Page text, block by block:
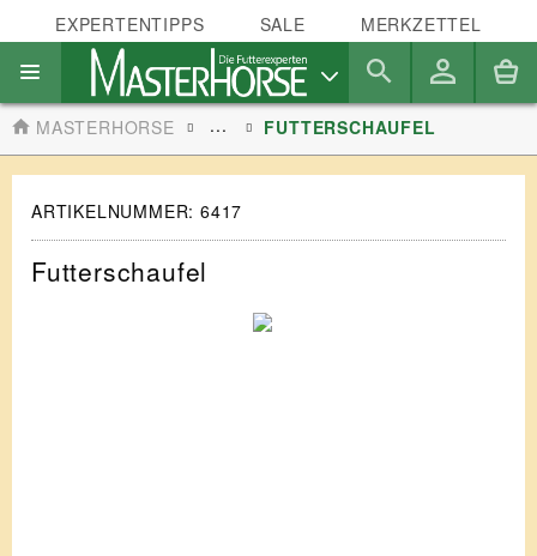
EXPERTENTIPPS SALE MERKZETTEL
MASTERHORSE ... FUTTERSCHAUFEL
ARTIKELNUMMER:6417
Futterschaufel